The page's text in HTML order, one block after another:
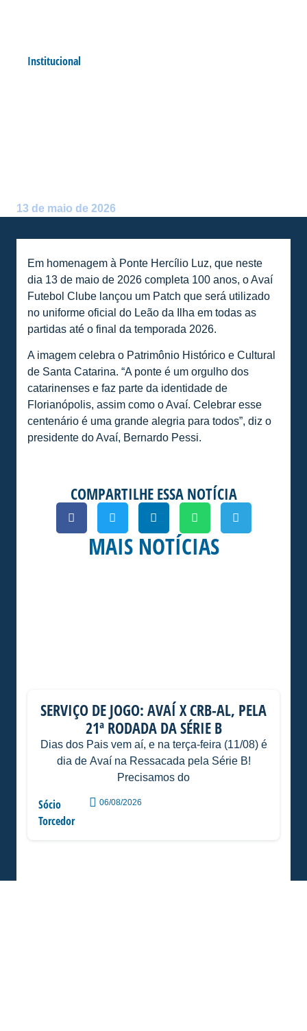
Institucional
13 de maio de 2026
Em homenagem à Ponte Hercílio Luz, que neste
dia 13 de maio de 2026 completa 100 anos, o Avaí
Futebol Clube lançou um Patch que será utilizado
no uniforme oficial do Leão da Ilha em todas as
partidas até o final da temporada 2026.
A imagem celebra o Patrimônio Histórico e Cultural
de Santa Catarina. “A ponte é um orgulho dos
catarinenses e faz parte da identidade de
Florianópolis, assim como o Avaí. Celebrar esse
centenário é uma grande alegria para todos”, diz o
presidente do Avaí, Bernardo Pessi.
COMPARTILHE ESSA NOTÍCIA
MAIS NOTÍCIAS
SERVIÇO DE JOGO: AVAÍ X CRB-AL, PELA
21ª RODADA DA SÉRIE B
Dias dos Pais vem aí, e na terça-feira (11/08) é
dia de Avaí na Ressacada pela Série B!
Precisamos do
Sócio
Torcedor
06/08/2026